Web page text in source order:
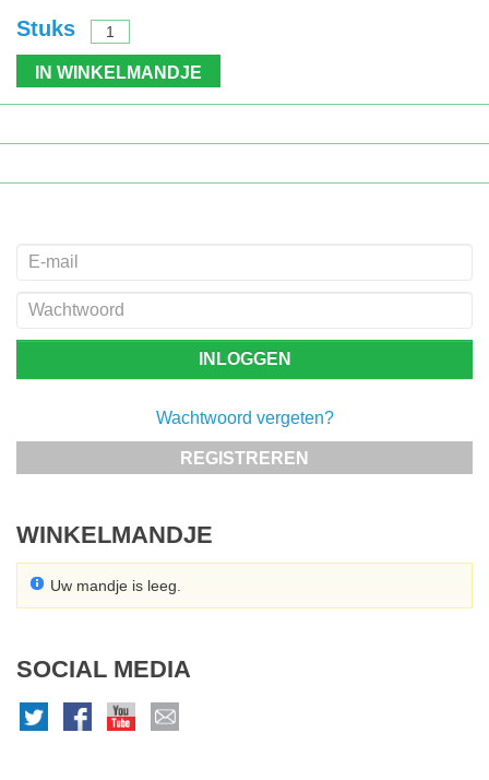
Stuks
IN WINKELMANDJE
Wachtwoord vergeten?
REGISTREREN
WINKELMANDJE
Uw mandje is leeg.
SOCIAL MEDIA